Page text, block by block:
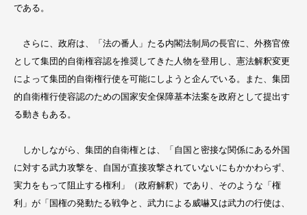
である。
さらに、政府は、「法の番人」たる内閣法制局の長官に、外務官僚
として集団的自衛権容認を推奨してきた人物を登用し、憲法解釈変更
によって集団的自衛権行使を可能にしようと企んでいる。また、集団
的自衛権行使容認のための国家安全保障基本法案を政府として提出す
る動きもある。
しかしながら、集団的自衛権とは、「自国と密接な関係にある外国
に対する武力攻撃を、自国が直接攻撃されていないにもかかわらず、
実力をもって阻止する権利」（政府解釈）であり、そのような「権
利」が「国権の発動たる戦争と、武力による威嚇又は武力の行使は、